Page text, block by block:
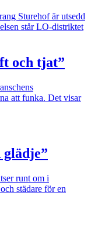
Sturehof är utsedd
står LO-distriktet
och tjat”
att funka. Det visar
runt om i
städare för en